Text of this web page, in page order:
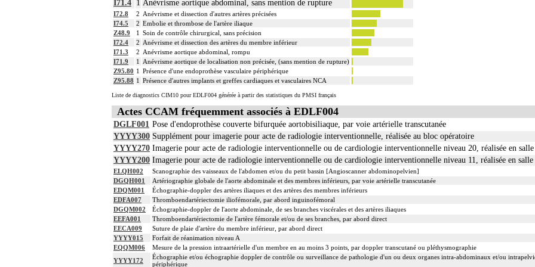
4
- décision de l'indication et choix de la technique
- pose et ablation des canules
- choix du niveau d'hypothermie
- choix du débit de CEC
- décision d'arrêt circulatoire
- définition des protocoles de remplissage
- décision de cardioplégie
- décision d'assistance circulatoire.
4
Le pontage artériel inclut la thromboendartériectomie de contigüité.
4
Les actes sur le thorax, par thoracoscopie incluent l'évacuation de collection intrathoracique associée, la pose de drain pleural et/ou
4
Les actes sur le thorax, par thoracotomie incluent l'évacuation de collection intrathoracique associée, la pose de drain pleural et/ou
4
Les actes avec dérivation vasculaire [shunt] incluent la pose d'une dérivation inerte ou pulsée, et son ablation.
4
Facturation : les suppléments de numérisation ou la radioscopie de longue durée sous ampli de brillance (chapitre 19) ne peuvent pas
thérapeutiques de radiologie vasculaire
I71.4 1 Anévrisme aortique abdominal, sans mention de rupture
I72.8 2 Anévrisme et dissection d'autres artères précisées
I74.5
2 Embolie et thrombose de l'artère iliaque
Z48.9
1 Soin de contrôle chirurgical, sans précision
I72.4
2 Anévrisme et dissection des artères du membre inférieur
I71.3
2 Anévrisme aortique abdominal, rompu
I71.9
1
Anévrisme aortique de localisation non précisée, (sans mention de rupture)
Z95.80 1 Présence d'une endoprothèse vasculaire périphérique
Z95.88 1 Présence d'autres implants et greffes cardiaques et vasculaires NCA
Liste de diagnostics CIM10 pour EDLF004 générée à partir des statistiques du PMSI français
Actes CCAM fréquemment associés à EDLF004
DGLF001 Pose d'endoprothèse couverte bifurquée aortobisiliaque, par voie artérielle transcutanée
YYYY300 Supplément pour imagerie pour acte de radiologie interventionnelle, réalisée au bloc opératoire
YYYY270 Imagerie pour acte de radiologie interventionnelle ou de cardiologie interventionnelle niveau 20, réalisée en
YYYY200 Imagerie pour acte de radiologie interventionnelle ou de cardiologie interventionnelle niveau 11, réalisée en
ELQH002
Scanographie des vaisseaux de l'abdomen et/ou du petit bassin [Angioscanner abdominopelvien]
DGQH001
Artériographie globale de l'aorte abdominale et des membres inférieurs, par voie artérielle transcutanée
EDQM001
Échographie-doppler des artères iliaques et des artères des membres inférieurs
EDFA007
Thromboendartériectomie iliofémorale, par abord inguinofémoral
DGQM002
Échographie-doppler de l'aorte abdominale, de ses branches viscérales et des artères iliaques
EEFA001
Thromboendartériectomie de l'artère fémorale et/ou de ses branches, par abord direct
EECA009
Suture de plaie d'artère du membre inférieur, par abord direct
YYYY015
Forfait de réanimation niveau A
EQQM006
Mesure de la pression intraartérielle d'un membre en au moins 3 points, par doppler transcutané ou pléthysmographie
YYYY172
Échographie et/ou échographie doppler de contrôle ou surveillance de pathologie d'un ou deux organes intra-abdominaux et/ou
périphérique